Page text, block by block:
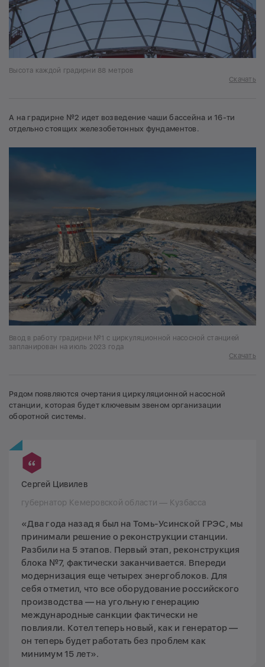
Высота каждой градирни 88 метров
Скачать
А на градирне №2 идет возведение чаши бассейна и 16-ти
отдельно стоящих железобетонных фундаментов.
Ввод в работу градирни №1 с циркуляционной насосной станцией
запланирован на июль 2023 года
Скачать
Рядом появляются очертания циркуляционной насосной
станции, которая будет ключевым звеном организации
оборотной системы.
Сергей Цивилев
губернатор Кемеровской области — Кузбасса
«Два года назад я был на Томь-Усинской ГРЭС, мы
принимали решение о реконструкции станции.
Разбили на 5 этапов. Первый этап, реконструкция
блока №7, фактически заканчивается. Впереди
модернизация еще четырех энергоблоков. Для
себя отметил, что все оборудование российского
производства — на угольную генерацию
международные санкции фактически не
повлияли. Котел теперь новый, как и генератор —
он теперь будет работать без проблем как
минимум 15 лет».